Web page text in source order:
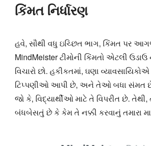
કિંમત નિર્ધારણ
હવે, સૌથી વધુ ઇચ્છિત ભાગ, કિંમત પર
MindMeister ટીમોની કિંમતો એટલી
વિચારો છો. હકીકતમાં, ઘણા
ટિપ્પણીઓ આપી છે, અને તેઓ બધા સંમત છે
જો કે, વિદ્યાર્થીઓ માટે તે વિપરીત છે.
બંધબેસતું છે કે કેમ તે નક્કી કરવાનું તમારા